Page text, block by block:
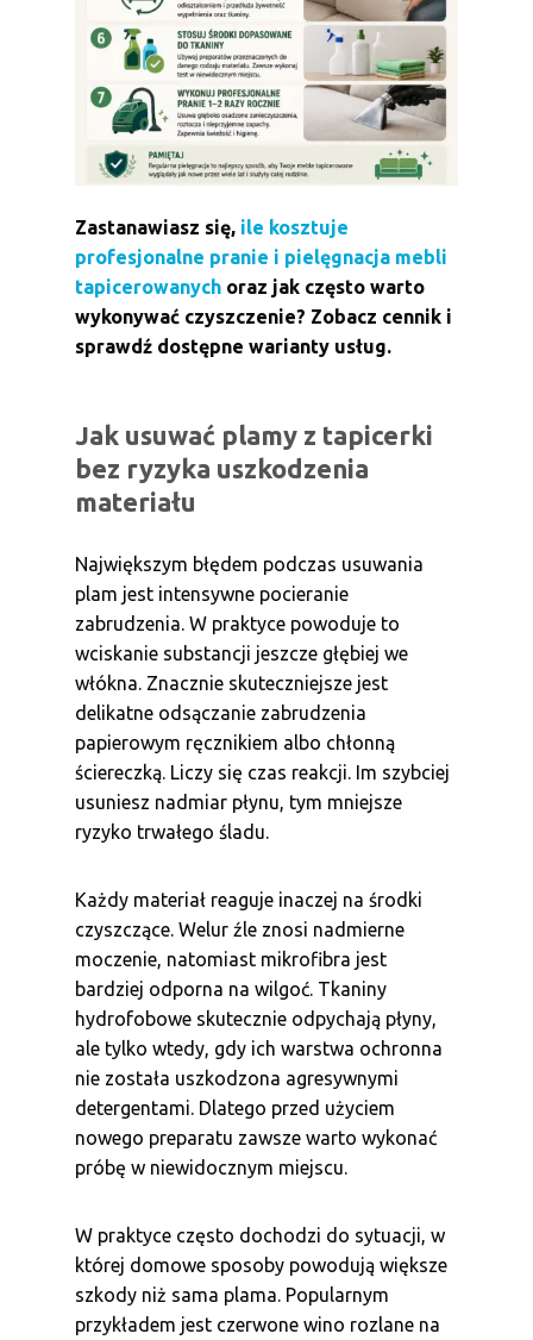
Zastanawiasz się, ile kosztuje
profesjonalne pranie i pielęgnacja mebli
tapicerowanychoraz jak często warto
wykonywać czyszczenie? Zobacz cennik i
sprawdź dostępne warianty usług.
Jak usuwać plamy z tapicerki
bez ryzyka uszkodzenia
materiału
Największym błędem podczas usuwania
plam jest intensywne pocieranie
zabrudzenia. W praktyce powoduje to
wciskanie substancji jeszcze głębiej we
włókna. Znacznie skuteczniejsze jest
delikatne odsączanie zabrudzenia
papierowym ręcznikiem albo chłonną
ściereczką. Liczy się czas reakcji. Im szybciej
usuniesz nadmiar płynu, tym mniejsze
ryzyko trwałego śladu.
Każdy materiał reaguje inaczej na środki
czyszczące. Welur źle znosi nadmierne
moczenie, natomiast mikrofibra jest
bardziej odporna na wilgoć. Tkaniny
hydrofobowe skutecznie odpychają płyny,
ale tylko wtedy, gdy ich warstwa ochronna
nie została uszkodzona agresywnymi
detergentami. Dlatego przed użyciem
nowego preparatu zawsze warto wykonać
próbę w niewidocznym miejscu.
W praktyce często dochodzi do sytuacji, w
której domowe sposoby powodują większe
szkody niż sama plama. Popularnym
przykładem jest czerwone wino rozlane na